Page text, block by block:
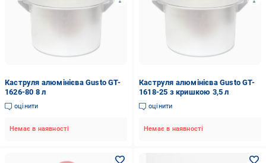
Каструля алюмінієва Gusto GT-
1626-80 8 л
оцінити
Немає в наявності
Каструля алюмінієва Gusto GT-
1618-25 з кришкою 3,5 л
оцінити
Немає в наявності